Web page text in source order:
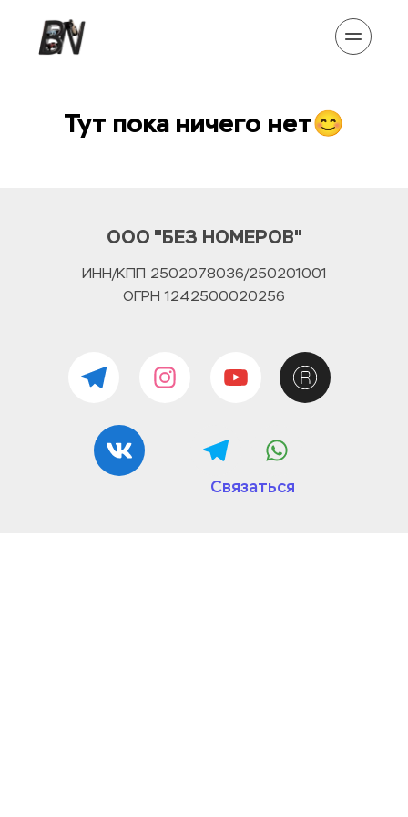
Тут пока ничего нет😊
ИНН/КПП 2502078036/250201001
ОГРН 1242500020256
ООО "БЕЗ НОМЕРОВ"
Связаться